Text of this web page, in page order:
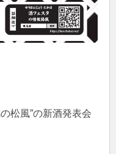
松風”の新酒発表会